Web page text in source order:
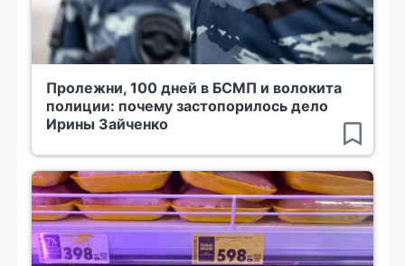
Пролежни, 100 дней в БСМП и волокита
полиции: почему застопорилось дело
Ирины Зайченко